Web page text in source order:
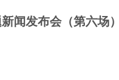
闻发布会（第六场）